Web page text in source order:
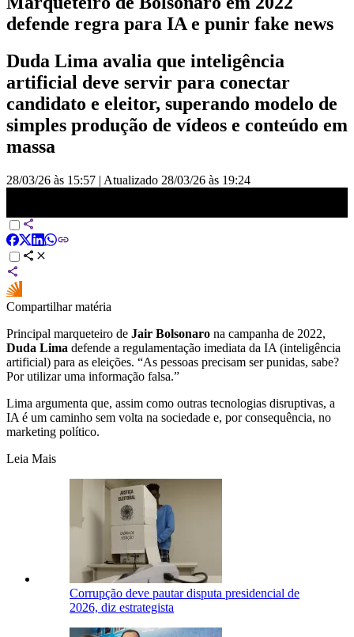
defende regra para IA e punir fake news
Duda Lima avalia que inteligência
artificial deve servir para conectar
candidato e eleitor, superando modelo de
simples produção de vídeos e conteúdo em
massa
28/03/26 às 15:57 | Atualizado 28/03/26 às 19:24
Compartilhar matéria
Principal marqueteiro de Jair Bolsonaro na campanha de 2022,
Duda Lima defende a regulamentação imediata da IA (inteligência
artificial) para as eleições. “As pessoas precisam ser punidas, sabe?
Por utilizar uma informação falsa.”
Lima argumenta que, assim como outras tecnologias disruptivas, a
IA é um caminho sem volta na sociedade e, por consequência, no
marketing político.
Leia Mais
Corrupção deve pautar disputa presidencial de
2026, diz estrategista